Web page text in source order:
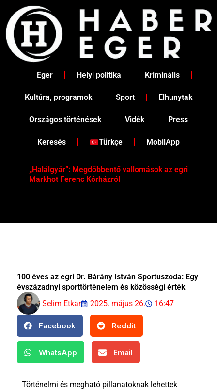
content
Eger Helyi politika Kriminális
Kultúra, programok Sport Elhunytak
Országos történések Vidék Press
Keresés Türkçe MobilApp
„Halálgyár”: Megdöbbentő vallomások az egri
Markhot Ferenc Kórházról
100 éves az egri Dr. Bárány István Sportuszoda: Egy
évszázadnyi sporttörténelem és közösségi érték
Selim Etkar
2025. május 26. 16:47
Facebook Reddit
WhatsApp Email
Történelmi és megható pillanatoknak lehettek